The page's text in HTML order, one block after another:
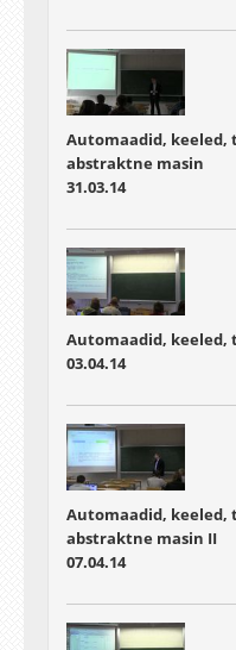
Automaadid,
abstraktne masin
31.03.14
Automaadid,
03.04.14
Automaadid,
abstraktne masin II
07.04.14